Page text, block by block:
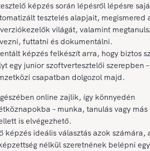
képzés során lépésről lépésre
tesztelés alapjait, megismered
világát, valamint
futtatni és dokumentálni.
képzés felkészít arra, hogy biztos
egy junior szoftvertesztelői szerepben
csapatban dolgozol majd.
online zajlik, így könnyedén
– munka, tanulás vagy más
is elvégezhető.
képzés ideális választás azok számára,
nélkül szeretnének belépni